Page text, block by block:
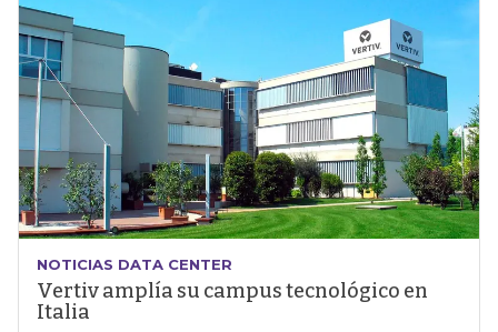
NOTICIAS DATA CENTER
Vertiv amplía su campus tecnológico en
Italia